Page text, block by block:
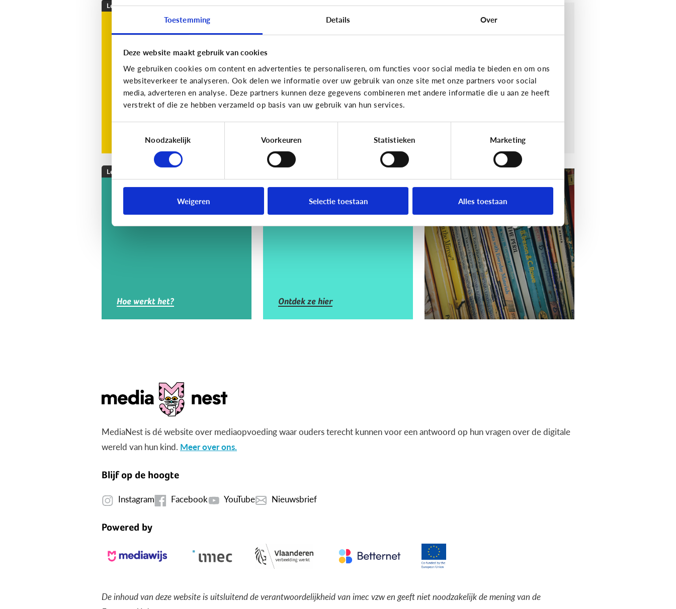
Toestemming Details Over
Deze website maakt gebruik van cookies
We gebruiken cookies om content en advertenties te personaliseren, om functies voor social media te bieden en om ons
websiteverkeer te analyseren. Ook delen we informatie over uw gebruik van onze site met onze partners voor social
media, adverteren en analyse. Deze partners kunnen deze gegevens combineren met andere informatie die u aan ze heeft
verstrekt of die ze hebben verzameld op basis van uw gebruik van hun services.
Noodzakelijk
Voorkeuren Statistieken Marketing
Weigeren Selectie toestaan Alles toestaan
Lezen
Mijn kind leest niet
doen?
Lees de 3 tips
Lezen
Mijn kind kan lezen,
Lezen
Helpt voorlezen bij
zorgt ervoor dat ze makkelijker
leren lezen. Maar wat maakt het
voor hen makkelijker?
Lezen
Wat is digitaal
Hoe werkt het?
voorlezen
Ontdek ze hier
boeken zijn geschikt
MediaNest is dé website over mediaopvoeding waar ouders terecht kunnen voor een antwoord op hun vragen over de digitale
wereld van hun kind. Meer over ons.
Blijf op de hoogte
Instagram Facebook YouTube Nieuwsbrief
Powered by
De inhoud van deze website is uitsluitend de verantwoordelijkheid van imec vzw en geeft niet noodzakelijk de mening van de